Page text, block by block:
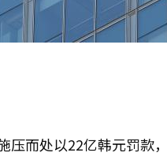
而处以22亿韩元罚款